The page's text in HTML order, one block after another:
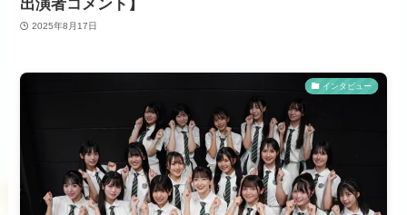
出演者コメント】
2025年8月17日
インタビュー